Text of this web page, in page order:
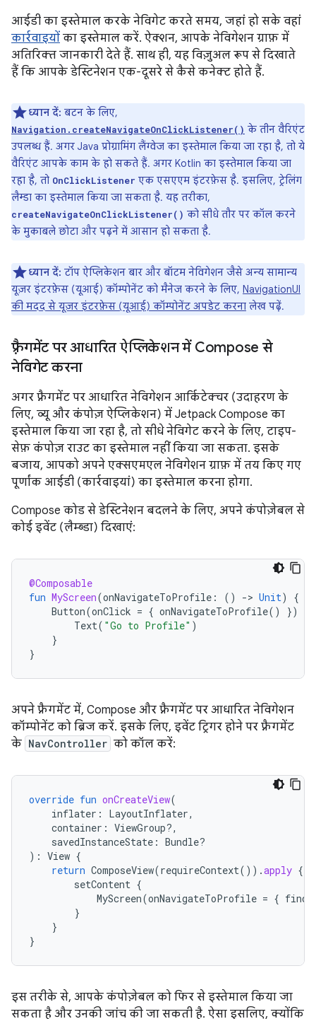
आईडी का इस्तेमाल करके नेविगेट करते समय, जहां हो सके वहां
कार्रवाइयों का इस्तेमाल करें. ऐक्शन, आपके नेविगेशन ग्राफ़ में
अतिरिक्त जानकारी देते हैं. साथ ही, यह विज़ुअल रूप से दिखाते
हैं कि आपके डेस्टिनेशन एक-दूसरे से कैसे कनेक्ट होते हैं.
ध्यान दें: बटन के लिए,
Navigation.createNavigateOnClickListener() के तीन वैरिएंट
उपलब्ध हैं. अगर Java प्रोग्रामिंग लैंग्वेज का इस्तेमाल किया जा रहा है, तो ये
वैरिएंट आपके काम के हो सकते हैं. अगर Kotlin का इस्तेमाल किया जा
रहा है, तो OnClickListener एक एसएएम इंटरफ़ेस है. इसलिए, ट्रेलिंग
लैम्डा का इस्तेमाल किया जा सकता है. यह तरीका,
createNavigateOnClickListener() को सीधे तौर पर कॉल करने
के मुकाबले छोटा और पढ़ने में आसान हो सकता है.
ध्यान दें: टॉप ऐप्लिकेशन बार और बॉटम नेविगेशन जैसे अन्य सामान्य
यूज़र इंटरफ़ेस (यूआई) कॉम्पोनेंट को मैनेज करने के लिए, NavigationUI
की मदद से यूज़र इंटरफ़ेस (यूआई) कॉम्पोनेंट अपडेट करना लेख पढ़ें.
फ़्रैगमेंट पर आधारित ऐप्लिकेशन में Compose से
नेविगेट करना
अगर फ़्रैगमेंट पर आधारित नेविगेशन आर्किटेक्चर (उदाहरण के
लिए, व्यू और कंपोज़ ऐप्लिकेशन) में Jetpack Compose का
इस्तेमाल किया जा रहा है, तो सीधे नेविगेट करने के लिए, टाइप-
सेफ़ कंपोज़ राउट का इस्तेमाल नहीं किया जा सकता. इसके
बजाय, आपको अपने एक्सएमएल नेविगेशन ग्राफ़ में तय किए गए
पूर्णांक आईडी (कार्रवाइयां) का इस्तेमाल करना होगा.
Compose कोड से डेस्टिनेशन बदलने के लिए, अपने कंपोज़ेबल से
कोई इवेंट (लैम्ब्डा) दिखाएं:
@Composable
fun MyScreen(onNavigateToProfile : () -> Unit)
{
Button(onClick = { onNavigateToProfile() })
Text( "Go to Profile" )
}
}
अपने फ़्रैगमेंट में, Compose और फ़्रैगमेंट पर आधारित नेविगेशन
कॉम्पोनेंट को ब्रिज करें. इसके लिए, इवेंट ट्रिगर होने पर फ़्रैगमेंट
के NavController को कॉल करें:
override fun onCreateView(
inflater : LayoutInflater,
container : ViewGroup?,
savedInstanceState : Bundle?
): View {
return ComposeView(requireContext()).apply {
setContent {
MyScreen(onNavigateToProfile = {
}
}
}
इस तरीके से, आपके कंपोज़ेबल को फिर से इस्तेमाल किया जा
सकता है और उनकी जांच की जा सकती है. ऐसा इसलिए, क्योंकि